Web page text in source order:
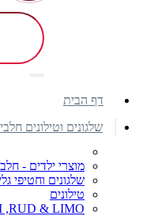
דף הבית
שלגונים וטילונים
מוצרי ילדים -
שלגונים וחטיפי
טילונים
,RUD & LIMO